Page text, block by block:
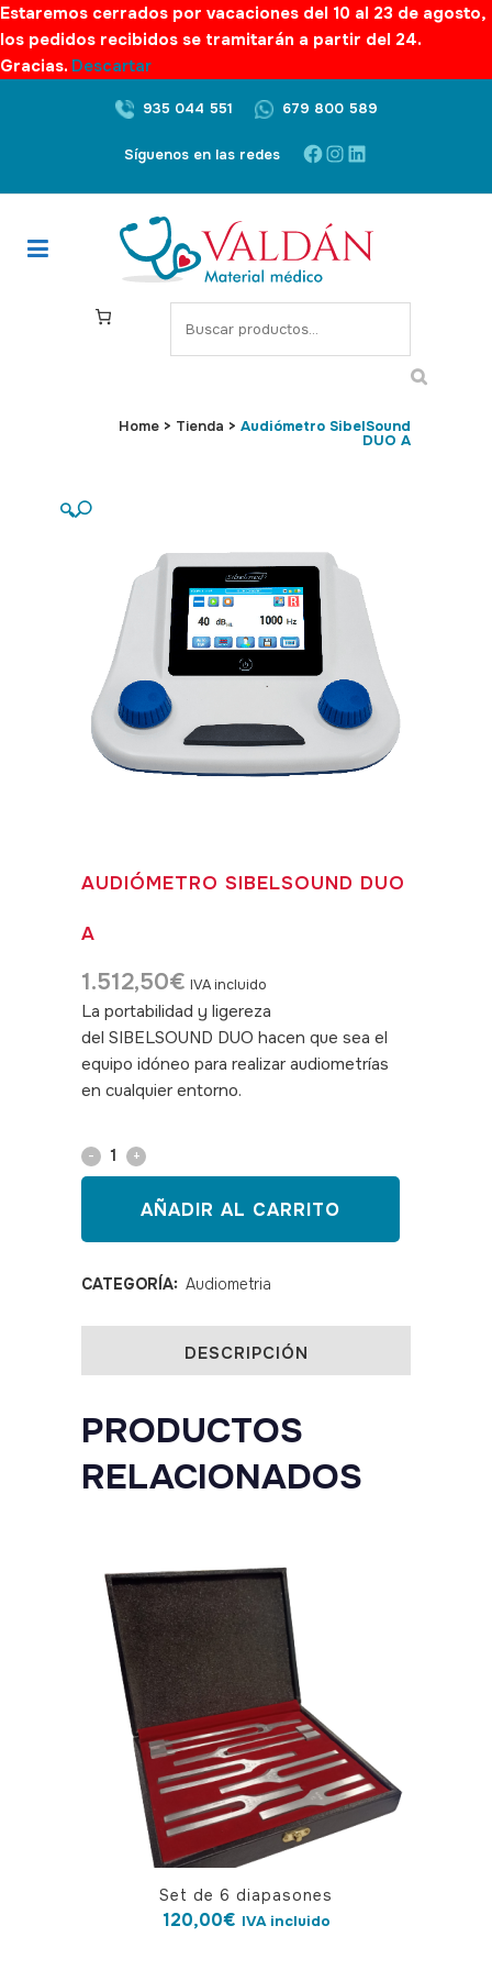
Estaremos cerrados por vacaciones del 10 al 23 de agosto,
los pedidos recibidos se tramitarán a partir del 24.
Gracias. Descartar
935 044 551 679 800 589
Síguenos en las redes Facebook
Instagram
LinkedIn
S
e
c
Home > Tienda > Audiómetro SibelSound
DUO A
🔍
AUDIÓMETRO SIBELSOUND DUO
A
1.512,50€ IVA incluido
La portabilidad y ligereza
del SIBELSOUND DUO hacen que sea el
equipo idóneo para realizar audiometrías
en cualquier entorno.
Audiómetro
SibelSound
DUO
A
AÑADIR AL CARRITO
CATEGORÍA: Audiometria
DESCRIPCIÓN
PRODUCTOS
RELACIONADOS
Set de 6 diapasones
120,00€ IVA incluido